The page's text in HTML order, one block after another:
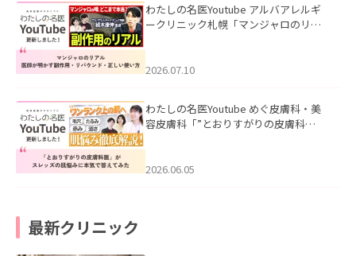
わたしの名医Youtube アルバアレルギ
ークリニック札幌「マンジャロのリア
た。
2026.07.10
わたしの名医Youtube めぐ皮膚科・美
容皮膚科「”とおりすがりの皮膚科
2026.06.05
最新クリニック